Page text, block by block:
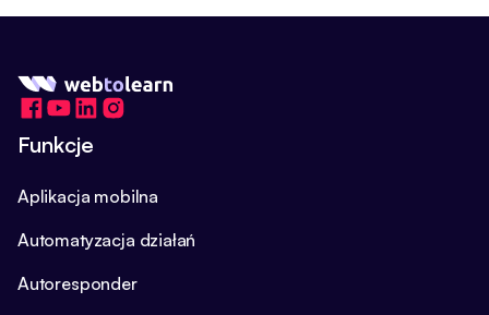
Funkcje
Aplikacja mobilna
Automatyzacja działań
Autoresponder